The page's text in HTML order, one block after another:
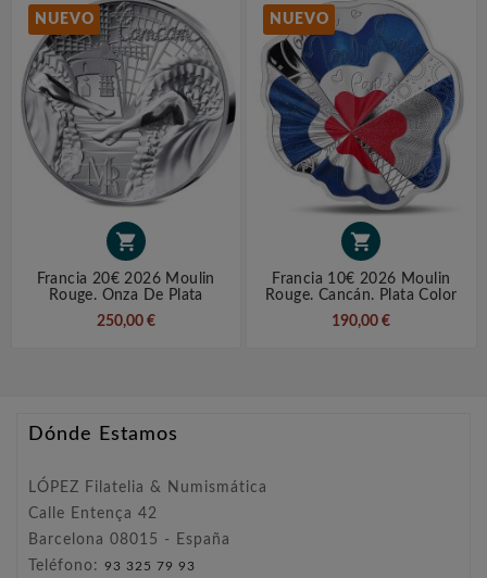
NUEVO

Francia 20€ 2026 Moulin
Rouge. Onza De Plata
250,00 €
NUEVO

Francia 10€ 2026 Moulin
Rouge. Cancán. Plata Color
190,00 €
Dónde Estamos
LÓPEZ Filatelia & Numismática
Calle Entença 42
Barcelona 08015 - España
Teléfono: 93 325 79 93